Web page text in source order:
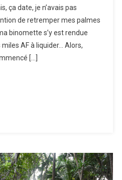
ça date, je n’avais pas
de retremper mes palmes
binomette s’y est rendue
AF à liquider… Alors,
[…]